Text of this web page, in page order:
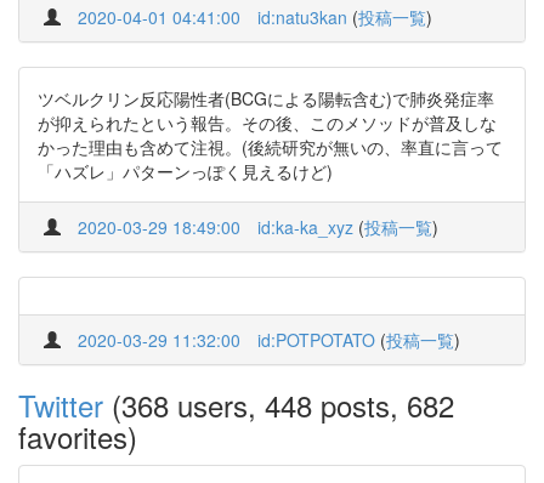
2020-04-01 04:41:00 id:natu3kan (投稿一覧)
ツベルクリン反応陽性者(BCGによる陽転含む)で肺炎発症率
が抑えられたという報告。その後、このメソッドが普及しな
かった理由も含めて注視。(後続研究が無いの、率直に言って
「ハズレ」パターンっぽく見えるけど)
2020-03-29 18:49:00 id:ka-ka_xyz (投稿一覧)
2020-03-29 11:32:00 id:POTPOTATO (投稿一覧)
Twitter (368 users, 448 posts, 682
favorites)